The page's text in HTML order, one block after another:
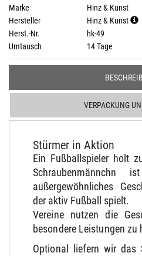
Marke
Hinz & Kunst
Hersteller
Hinz & Kunst
Herst.-Nr.
hk-49
Umtausch
14 Tage
VERPACKUNG
Stürmer in Aktion
Ein Fußballspieler holt
außergewöhnliches
der aktiv Fußball spielt.
Vereine nutzen die
besondere Leistungen zu
Optional liefern wir das